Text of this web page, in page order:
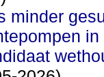
minder
in